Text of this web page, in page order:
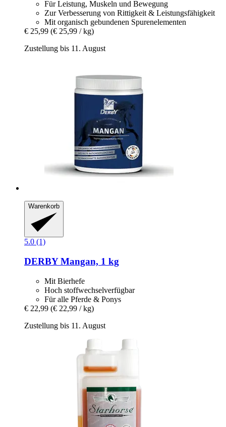
Für Leistung, Muskeln und Bewegung
Zur Verbesserung von Rittigkeit & Leistungsfähigkeit
Mit organisch gebundenen Spurenelementen
€ 25,99 (€ 25,99 / kg)
Zustellung bis 11. August
Warenkorb
5.0 (1)
DERBYMangan, 1 kg
Mit Bierhefe
Hoch stoffwechselverfügbar
Für alle Pferde & Ponys
€ 22,99 (€ 22,99 / kg)
Zustellung bis 11. August